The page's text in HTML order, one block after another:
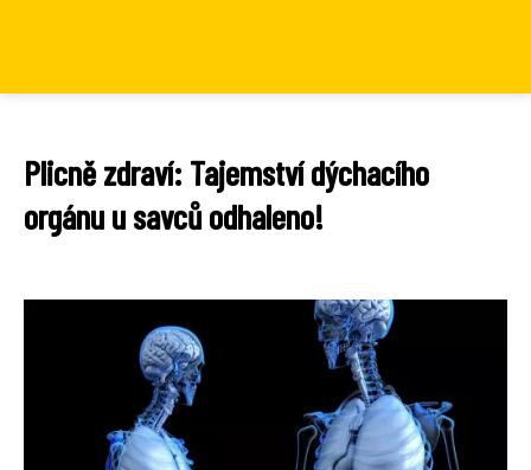
Plicně zdraví: Tajemství dýchacího
orgánu u savců odhaleno!